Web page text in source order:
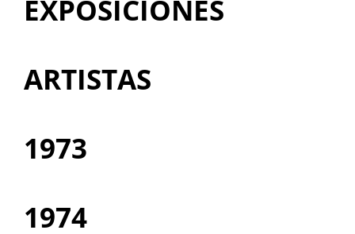
EXPOSICIONES
ARTISTAS
1973
1974